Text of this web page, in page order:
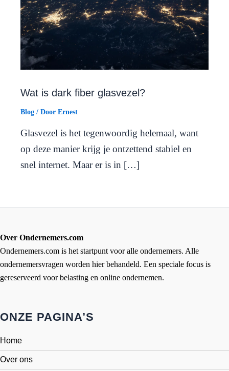
Wat is dark fiber glasvezel?
Blog / Door Ernest
Glasvezel is het tegenwoordig helemaal, want
op deze manier krijg je ontzettend stabiel en
snel internet. Maar er is in […]
Over Ondernemers.com
Ondernemers.com is het startpunt voor alle ondernemers. Alle
ondernemersvragen worden hier behandeld. Een speciale focus is
gereserveerd voor belasting en online ondernemen.
ONZE PAGINA’S
Home
Over ons